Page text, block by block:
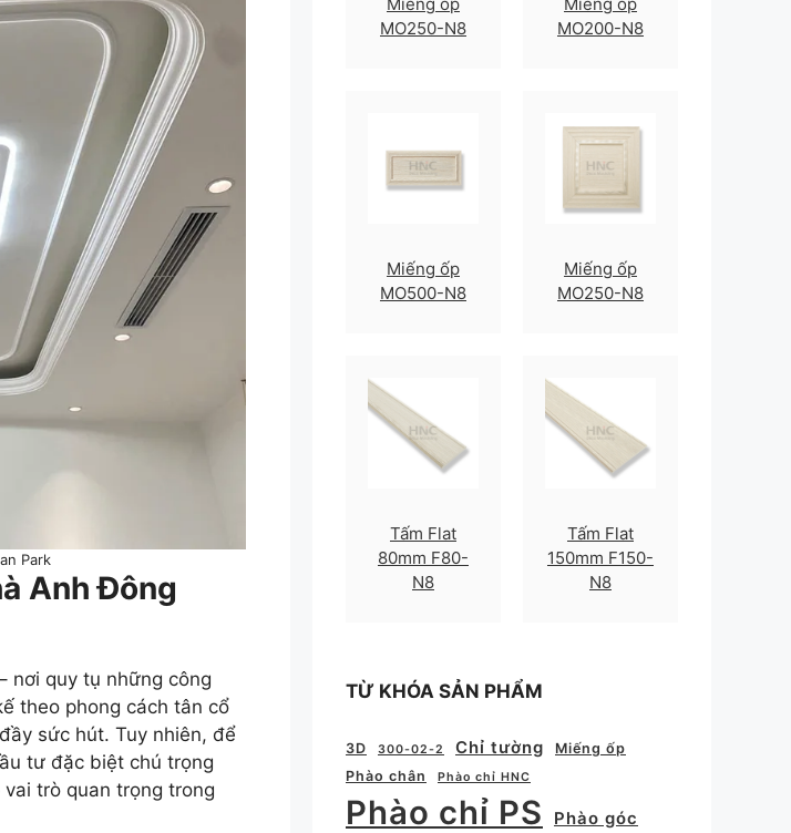
Park
Anh Đông
nơi quy tụ những công
theo phong cách tân cổ
sức hút. Tuy nhiên, để
tư đặc biệt chú trọng
trò quan trọng trong
MO250-N8
MO200-N8
Miếng ốp
MO500-N8
Miếng ốp
MO250-N8
Tấm Flat
80mm F80-
N8
Tấm Flat
150mm F150-
N8
TỪ KHÓA SẢN PHẨM
3D 300-02-2 Chỉ tường
Miếng ốp
Phào chân
Phào chỉ HNC
Phào chỉ PS
Phào góc